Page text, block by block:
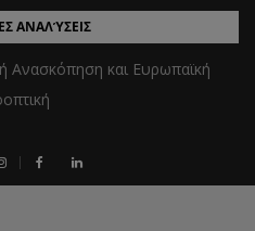
ΑΝΑΛΎΣΕΙΣ
Ανασκόπηση και Ευρωπαϊκή